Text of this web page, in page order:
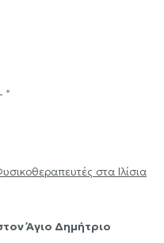
στα Ιλίσια
Άγιο Δημήτριο